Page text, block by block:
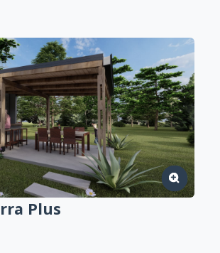
soluciones financieras
que se adaptan a su
y con ajuste de la CAC)
Plus